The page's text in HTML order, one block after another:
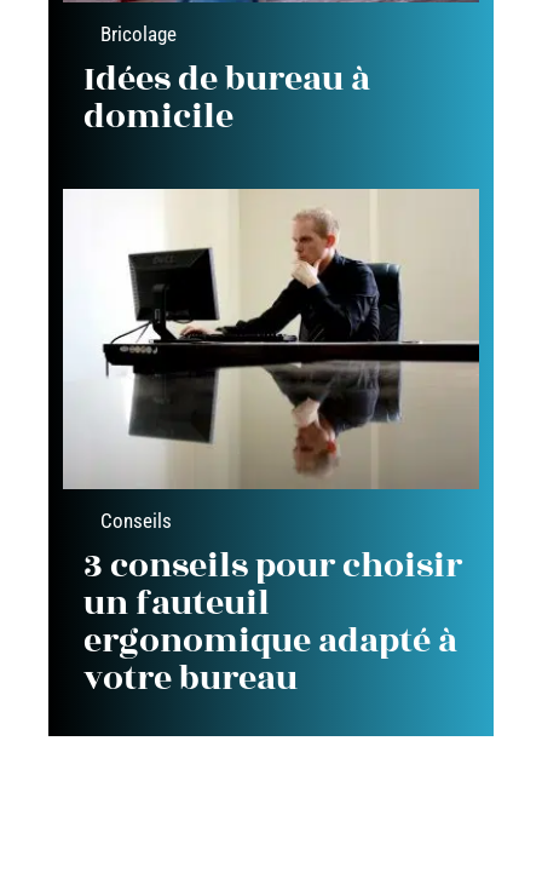
Bricolage
Idées de bureau à
domicile
Conseils
3 conseils pour choisir
un fauteuil
ergonomique adapté à
votre bureau